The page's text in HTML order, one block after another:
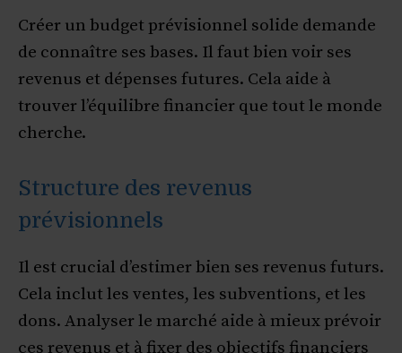
Créer un budget prévisionnel solide demande
de connaître ses bases. Il faut bien voir ses
revenus et dépenses futures. Cela aide à
trouver l’équilibre financier que tout le monde
cherche.
Structure des revenus
prévisionnels
Il est crucial d’estimer bien ses revenus futurs.
Cela inclut les ventes, les subventions, et les
dons. Analyser le marché aide à mieux prévoir
ces revenus et à fixer des objectifs financiers